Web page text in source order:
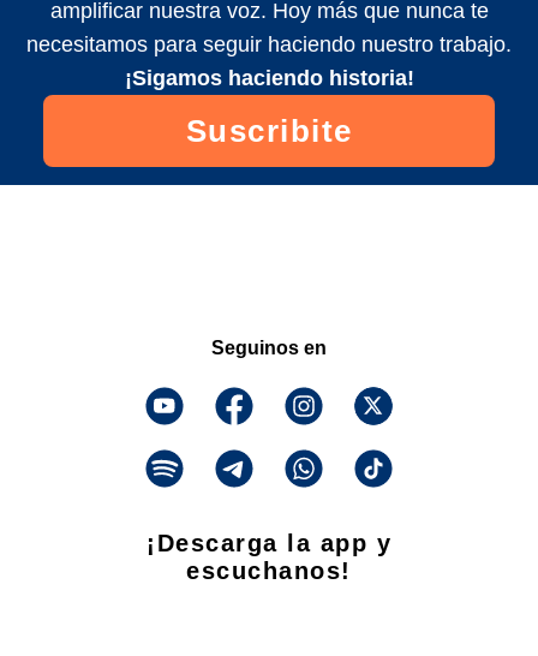
amplificar nuestra voz. Hoy más que nunca te
necesitamos para seguir haciendo nuestro trabajo.
¡Sigamos haciendo historia!
Suscribite
Seguinos en
¡Descarga la app y
escuchanos!